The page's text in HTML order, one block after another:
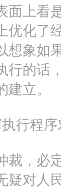
面上看
优化了
想象如
行的话
建立。
行程
裁，必
疑对人